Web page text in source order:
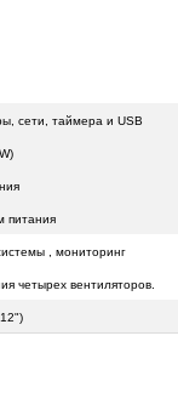
сети, таймера и USB
питания
, мониторинг
четырех вентиляторов.